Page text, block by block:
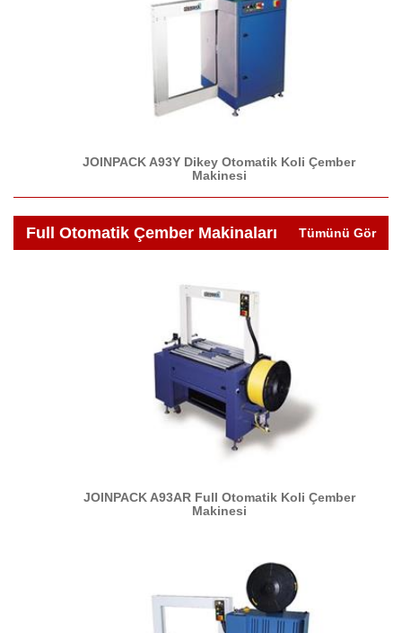
JOINPACK A93Y Dikey Otomatik Koli Çember
Makinesi
Full Otomatik Çember Makinaları Tümünü Gör
JOINPACK A93AR Full Otomatik Koli Çember
Makinesi